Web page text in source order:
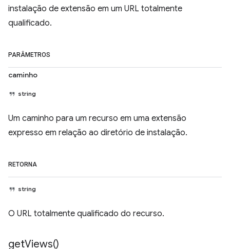
instalação de extensão em um URL totalmente
qualificado.
PARÂMETROS
caminho
string
Um caminho para um recurso em uma extensão
expresso em relação ao diretório de instalação.
RETORNA
string
O URL totalmente qualificado do recurso.
getViews()